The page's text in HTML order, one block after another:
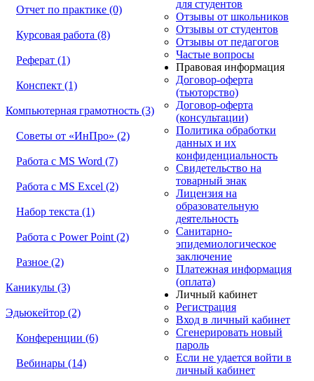
Отчет по практике (0)
Курсовая работа (8)
Реферат (1)
Конспект (1)
Компьютерная грамотность (3)
Советы от «ИнПро» (2)
Работа с MS Word (7)
Работа с MS Excel (2)
Набор текста (1)
Работа с Power Point (2)
Разное (2)
Каникулы (3)
Эдьюкейтор (2)
Конференции (6)
Вебинары (14)
для студентов
Отзывы от школьников
Отзывы от студентов
Отзывы от педагогов
Частые вопросы
Правовая информация
Договор-оферта
(тьюторство)
Договор-оферта
(консультации)
Политика обработки
данных и их
конфиденциальность
Свидетельство на
товарный знак
Лицензия на
образовательную
деятельность
Санитарно-
эпидемиологическое
заключение
Платежная информация
(оплата)
Личный кабинет
Регистрация
Вход в личный кабинет
Сгенерировать новый
пароль
Если не удается войти в
личный кабинет